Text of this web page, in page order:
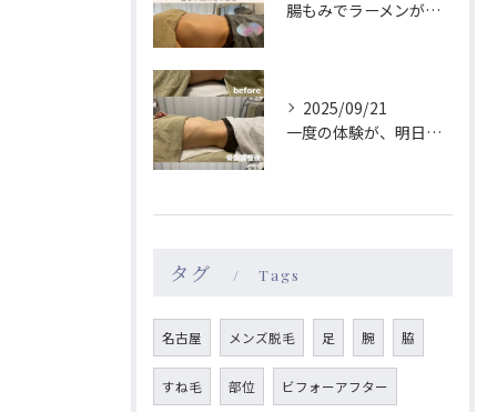
腸もみでラーメンが食べたくなくなる😳？！
2025/09/21
一度の体験が、明日のあなたを格別にする🫧
タグ Tags
名古屋 メンズ脱毛 足 腕 脇
すね毛 部位 ビフォーアフター